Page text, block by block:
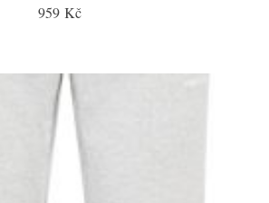
959 Kč